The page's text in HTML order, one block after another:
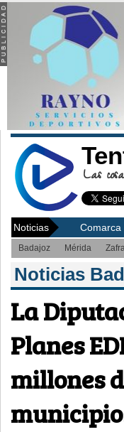
Las
Noticias Comarca
Badajoz Mérida
Noticias
La
Planes
millones